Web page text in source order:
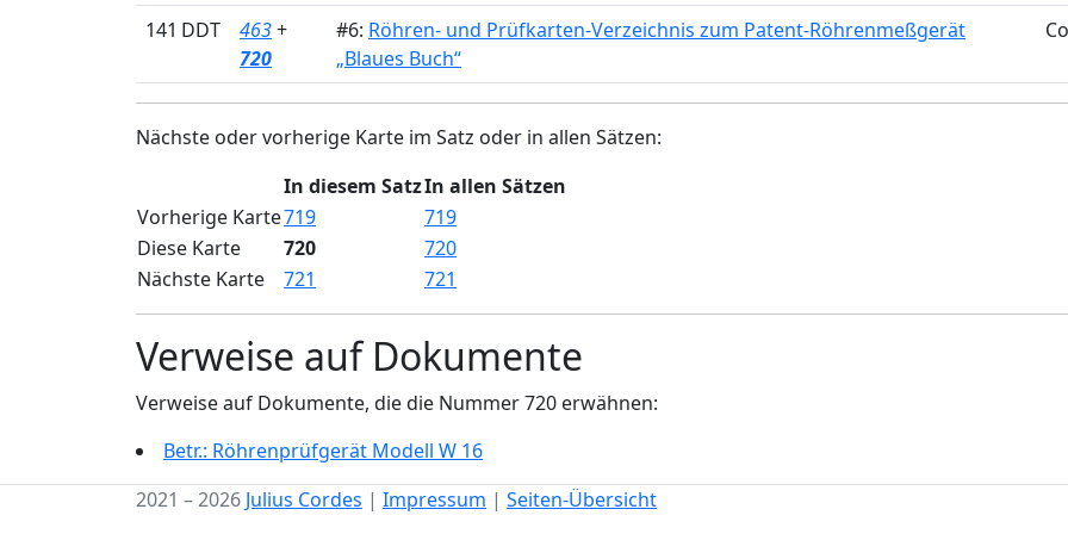
141 DDT 463+
720
#6: Röhren- und Prüfkarten-Verzeichnis zum Patent-Röhrenmeßgerät
„Blaues Buch“
Nächste oder vorherige Karte im Satz oder in allen Sätzen:
In diesem SatzIn allen Sätzen
Vorherige Karte719
719
Diese Karte
720
720
Nächste Karte
721 721
Verweise auf Dokumente
Verweise auf Dokumente, die die Nummer 720 erwähnen:
Betr.: Röhrenprüfgerät Modell W 16
2021 – 2026 Julius Cordes | Impressum | Seiten-Übersicht